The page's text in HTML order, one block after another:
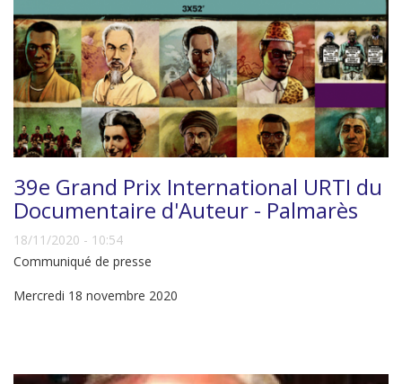
39e Grand Prix International URTI du
Documentaire d'Auteur - Palmarès
18/11/2020 - 10:54
Communiqué de presse
Mercredi 18 novembre 2020